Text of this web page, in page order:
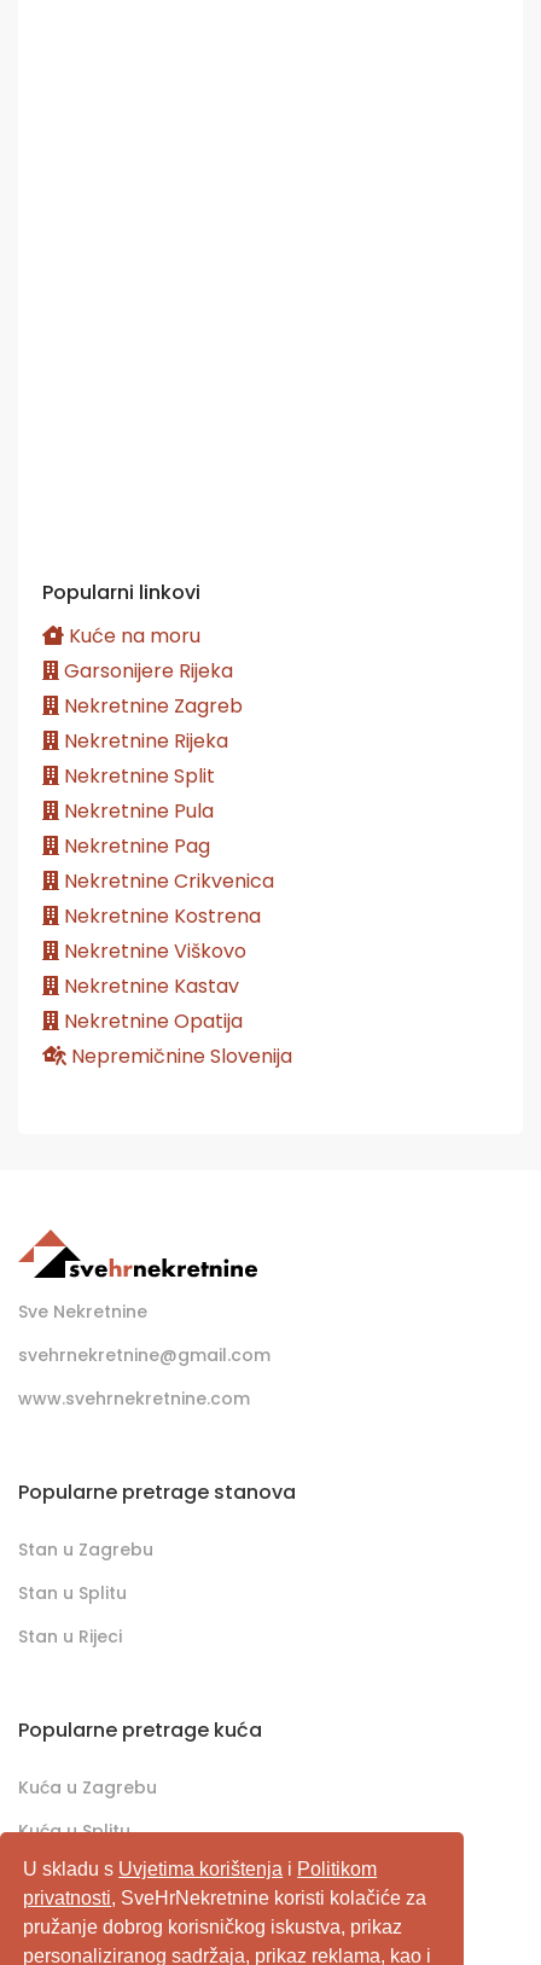
U skladu s Uvjetima korištenja i Politikom
privatnosti, SveHrNekretnine koristi kolačiće za
pružanje dobrog korisničkog iskustva, prikaz
personaliziranog sadržaja, prikaz reklama, kao i
Popularni linkovi
Kuće na moru
Garsonijere Rijeka
Nekretnine Zagreb
Nekretnine Rijeka
Nekretnine Split
Nekretnine Pula
Nekretnine Pag
Nekretnine Crikvenica
Nekretnine Kostrena
Nekretnine Viškovo
Nekretnine Kastav
Nekretnine Opatija
Nepremičnine Slovenija
Sve Nekretnine
svehrnekretnine@gmail.com
www.svehrnekretnine.com
Popularne pretrage stanova
Stan u Zagrebu
Stan u Splitu
Stan u Rijeci
Popularne pretrage kuća
Kuća u Zagrebu
Kuća u Splitu
Kuća u Rijeci
SveHrNekretnine.com predstavlja sveobuhvatan